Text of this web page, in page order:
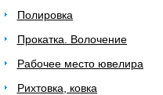
Полировка
Прокатка. Волочение
Рабочее место ювелира
Рихтовка, ковка